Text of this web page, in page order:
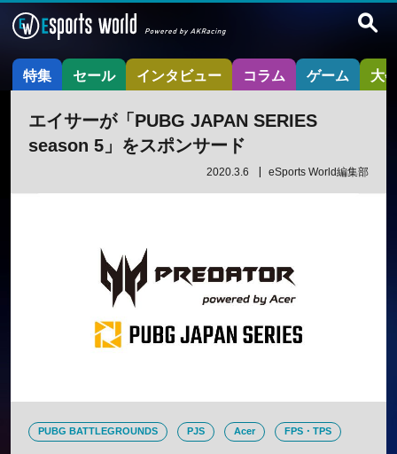
特集 セール インタビュー コラム ゲーム 大
エイサーが「PUBG JAPAN SERIES
season 5」をスポンサード
2020.3.6 eSports World編集部
PUBG BATTLEGROUNDS PJS Acer FPS・TPS